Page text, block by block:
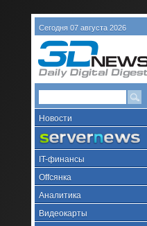
Сегодня 07 августа 2026
Новости
IT-финансы
Offсянка
Аналитика
Видеокарты